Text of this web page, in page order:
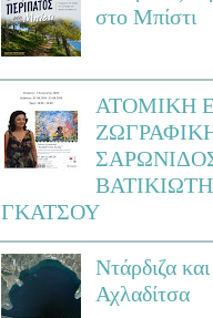
στο Μπίστι
ΑΤΟΜΙΚΗ
ΒΑΤΙΚΙΩΤΗ
ΓΚΑΤΣΟΥ
Ντάρδιζα και
Αχλαδίτσα